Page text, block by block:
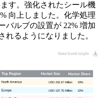
す。強化されたシール機
向上しました。化学処理
バルブの設置が 22% 増加
れるようになりました。
22%
USD 137.75 Million
33%
USD 232.67 Million